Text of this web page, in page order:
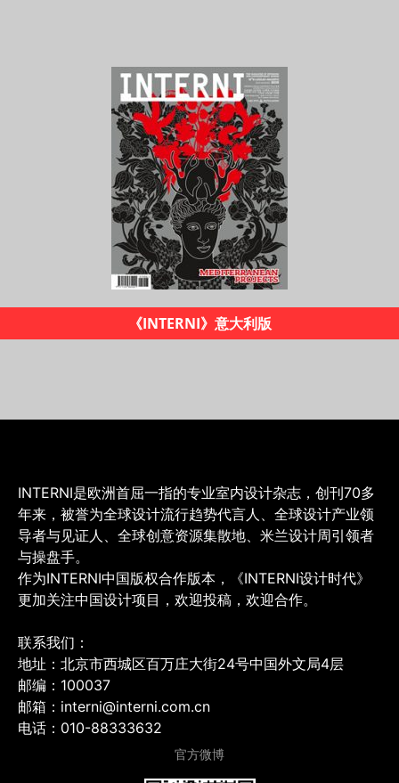
INTERNI是欧洲首屈一指的专业室内设计杂志，创刊70多
年来，被誉为全球设计流行趋势代言人、全球设计产业领
导者与见证人、全球创意资源集散地、米兰设计周引领者
与操盘手。
作为INTERNI中国版权合作版本，《INTERNI设计时代》
更加关注中国设计项目，欢迎投稿，欢迎合作。
联系我们：
地址：北京市西城区百万庄大街24号中国外文局4层
邮编：100037
邮箱：interni@interni.com.cn
电话：010-88333632
官方微博